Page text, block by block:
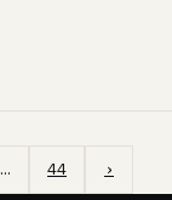
… 44 ›